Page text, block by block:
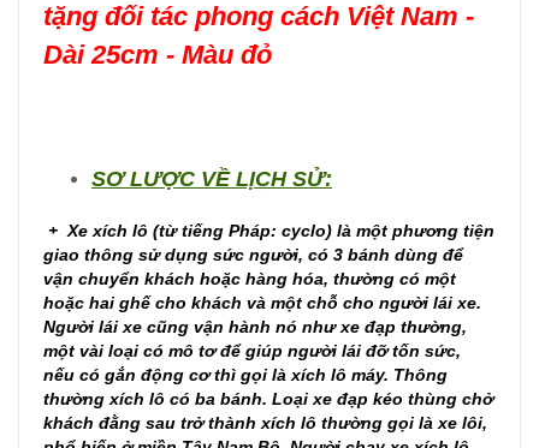
tặng đối tác phong cách Việt Nam -
Dài 25cm - Màu đỏ
SƠ LƯỢC VỀ LỊCH SỬ:
+ Xe xích lô (từ tiếng Pháp: cyclo) là một phương tiện
giao thông sử dụng sức người, có 3 bánh dùng để
vận chuyển khách hoặc hàng hóa, thường có một
hoặc hai ghế cho khách và một chỗ cho người lái xe.
Người lái xe cũng vận hành nó như xe đạp thường,
một vài loại có mô tơ để giúp người lái đỡ tốn sức,
nếu có gắn động cơ thì gọi là xích lô máy. Thông
thường xích lô có ba bánh. Loại xe đạp kéo thùng chở
khách đằng sau trở thành xích lô thường gọi là xe lôi,